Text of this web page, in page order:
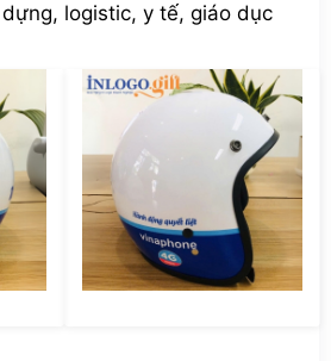
logistic, y tế, giáo dục